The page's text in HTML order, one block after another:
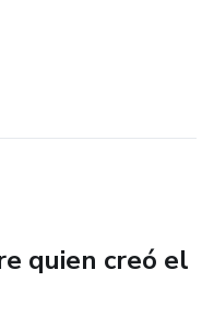
quien creó el